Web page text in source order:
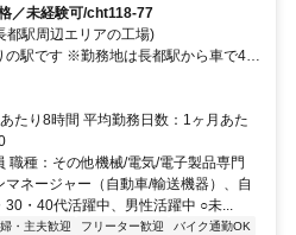
／未経験可/cht118-77
都駅周辺エリアの工場)
の駅です ※勤務地は長都駅から車で4分
たり8時間 平均勤務日数：1ヶ月あた
職種：その他機械/電気/電子製品専門
ネージャー（自動車/輸送機器）、自
・40代活躍中、男性活躍中 ○未...
・主夫歓迎 フリーター歓迎
バイク通勤OK